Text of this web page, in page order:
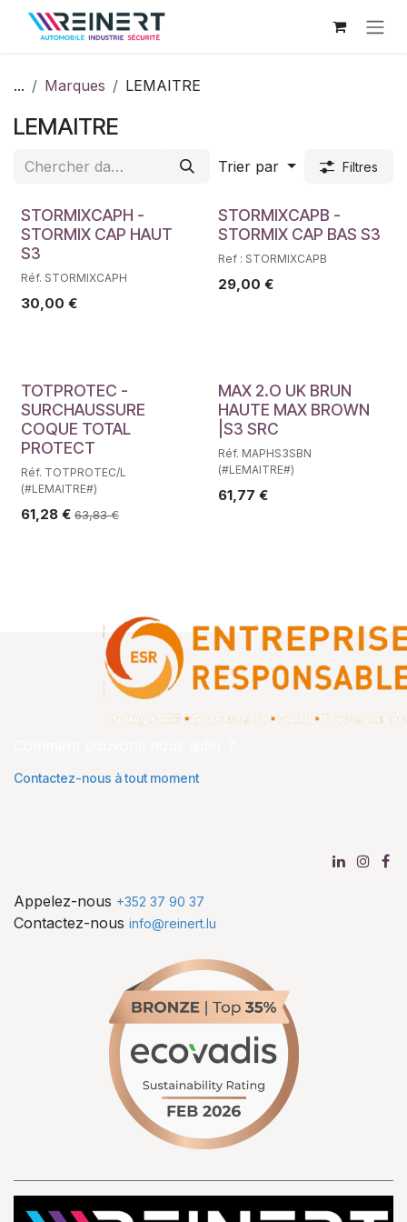
Se rendre au contenu
... Marques LEMAITRE
LEMAITRE
Trier par Filtres
STORMIXCAPH -
STORMIX CAP HAUT
S3
Réf. STORMIXCAPH
30,00 €
STORMIXCAPB -
STORMIX CAP BAS S3
Ref : STORMIXCAPB
29,00 €
TOTPROTEC -
SURCHAUSSURE
COQUE TOTAL
PROTECT
Réf. TOTPROTEC/L
(#LEMAITRE#)
61,28 € 63,83€
MAX 2.O UK BRUN
HAUTE MAX BROWN
|S3 SRC
Réf. MAPHS3SBN
(#LEMAITRE#)
61,77 €
Contactez-nous à tout moment
Appelez-nous +352 37 90 37
Contactez-nous info@reinert.lu